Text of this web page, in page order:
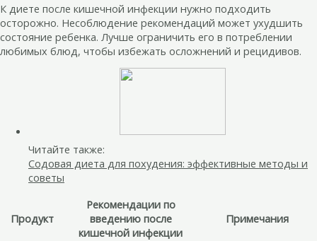
К диете после кишечной инфекции нужно подходить
осторожно. Несоблюдение рекомендаций может ухудшить
состояние ребенка. Лучше ограничить его в потреблении
любимых блюд, чтобы избежать осложнений и рецидивов.
Читайте также:
Содовая диета для похудения: эффективные методы и
советы
Продукт
Рекомендации по
введению после
кишечной инфекции
Примечания